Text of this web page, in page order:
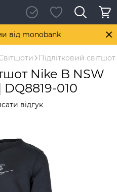
від monobank
Підлітковий
Nike B NSW
DQ8819-010
відгук